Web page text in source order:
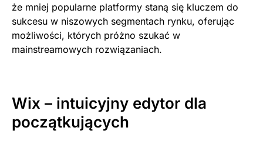
że mniej popularne platformy staną się kluczem do
sukcesu w niszowych segmentach rynku, oferując
możliwości, których próżno szukać w
mainstreamowych rozwiązaniach.
Wix – intuicyjny edytor dla
początkujących